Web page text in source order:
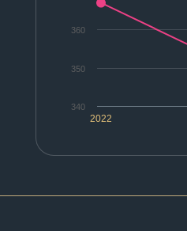
2022
340
350
360